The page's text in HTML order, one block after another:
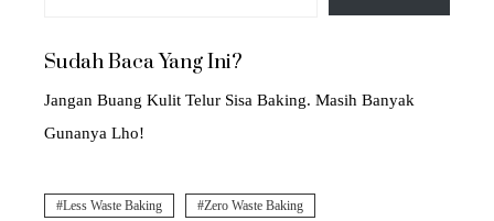
Sudah Baca Yang Ini?
Jangan Buang Kulit Telur Sisa Baking. Masih Banyak
Gunanya Lho!
Less Waste Baking Zero Waste Baking